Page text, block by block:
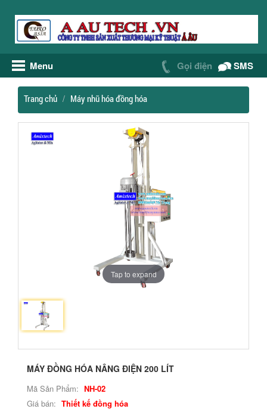
Menu Gọi điện SMS
Trang chủ Máy nhũ hóa đồng hóa
Tap to expand
MÁY ĐỒNG HÓA NÂNG ĐIỆN 200 LÍT
Mã Sản Phẩm: NH-02
Giá bán: Thiết kế đồng hóa